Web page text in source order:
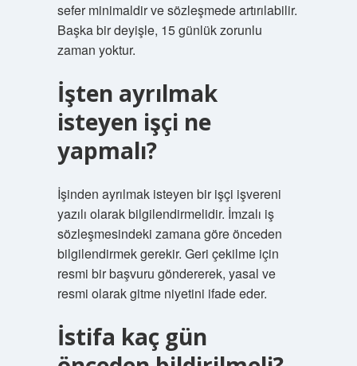
sefer minimaldir ve sözleşmede artırılabilir.
Başka bir deyişle, 15 günlük zorunlu
zaman yoktur.
İşten ayrılmak
isteyen işçi ne
yapmalı?
İşinden ayrılmak isteyen bir işçi işvereni
yazılı olarak bilgilendirmelidir. İmzalı iş
sözleşmesindeki zamana göre önceden
bilgilendirmek gerekir. Geri çekilme için
resmi bir başvuru göndererek, yasal ve
resmi olarak gitme niyetini ifade eder.
İstifa kaç gün